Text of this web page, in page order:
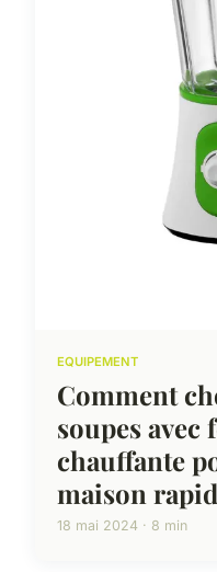
EQUIPEMENT
Comment
soupes avec
chauffante
maison
18 mai 2024 · 8 min